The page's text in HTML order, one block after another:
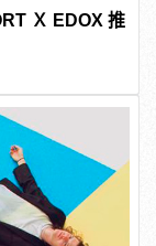
Ｘ EDOX 推